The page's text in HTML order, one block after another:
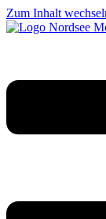
Zum Inhalt